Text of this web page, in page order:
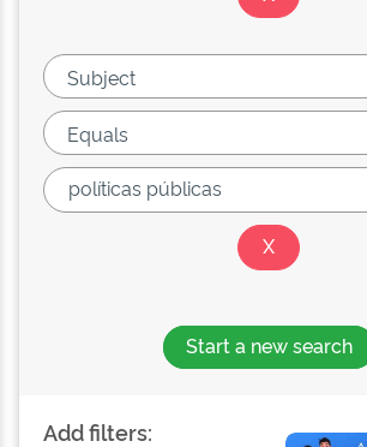
Start a new search
Add filters: